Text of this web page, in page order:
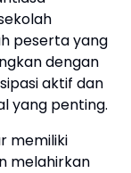
peserta yang
dengan
aktif dan
yang penting.
memiliki
melahirkan